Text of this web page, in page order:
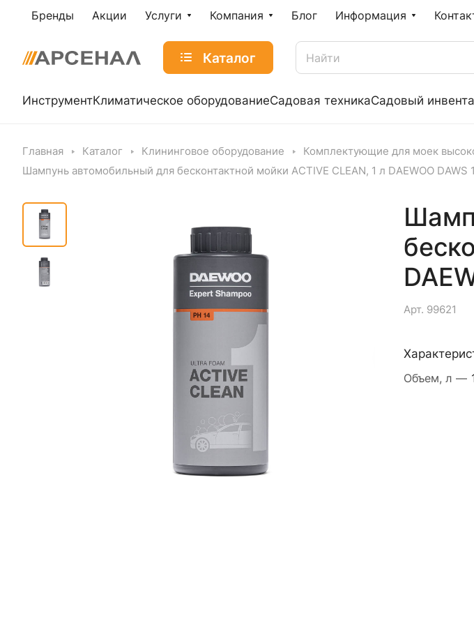
Бренды Акции Услуги Компания Блог Информация
Каталог
ИнструментКлиматическое оборудованиеСадовая техникаСадовый
Главная Каталог Клининговое оборудование Комплектующие для моек
Шампунь автомобильный для бесконтактной мойки ACTIVE CLEAN, 1 л DAEWOO DAWS
Арт. 99621
Объем, л —